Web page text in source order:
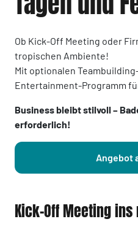
Ob Kick-Off Meeting oder
tropischen Ambiente!
Mit optionalen
Entertainment-Programm
Business bleibt stilvoll –
erforderlich!
Angebot
Kick-Off Meeting